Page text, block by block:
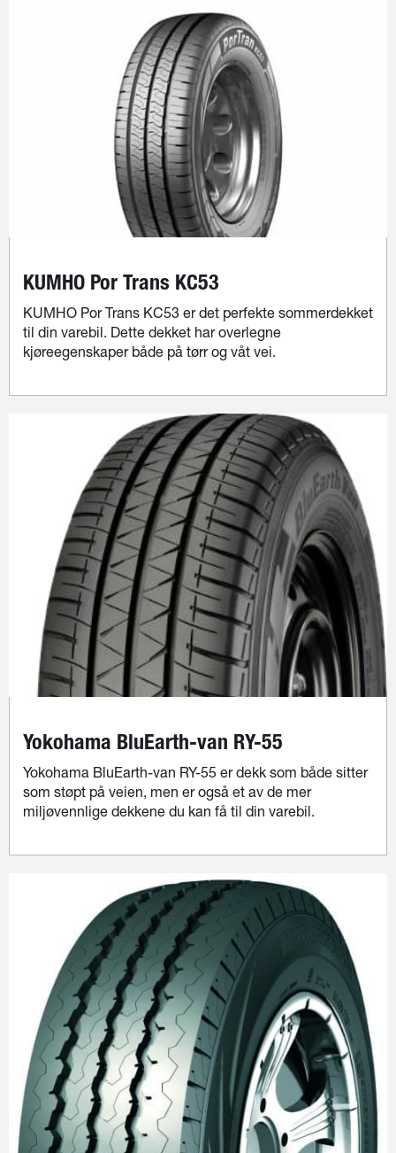
KUMHO Por Trans KC53
KUMHO Por Trans KC53 er det perfekte sommerdekket
til din varebil. Dette dekket har overlegne
kjøreegenskaper både på tørr og våt vei.
Yokohama BluEarth-van RY-55
Yokohama BluEarth-van RY-55 er dekk som både sitter
som støpt på veien, men er også et av de mer
miljøvennlige dekkene du kan få til din varebil.